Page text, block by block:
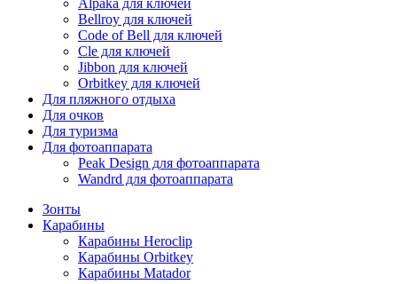
Alpaka для ключей
Bellroy для ключей
Code of Bell для ключей
Cle для ключей
Jibbon для ключей
Orbitkey для ключей
Для пляжного отдыха
Для очков
Для туризма
Для фотоаппарата
Peak Design для фотоаппарата
Wandrd для фотоаппарата
Зонты
Карабины
Карабины Heroclip
Карабины Orbitkey
Карабины Matador